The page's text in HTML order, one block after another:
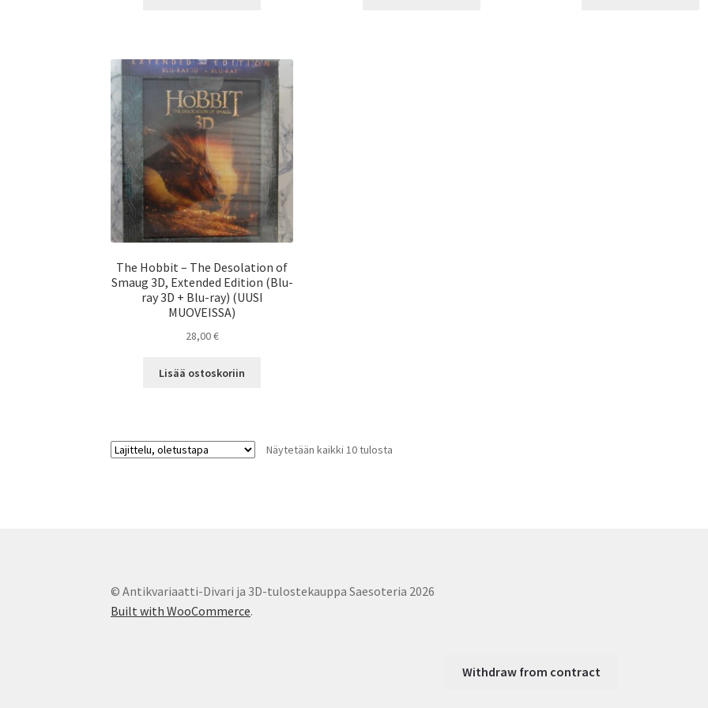
The Hobbit – The Desolation of
Smaug 3D, Extended Edition (Blu-
ray 3D + Blu-ray) (UUSI
MUOVEISSA)
28,00€
Lisää ostoskoriin
Näytetään kaikki 10 tulosta
© Antikvariaatti-Divari ja 3D-tulostekauppa Saesoteria 2026
Built with WooCommerce.
Withdraw from contract